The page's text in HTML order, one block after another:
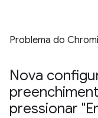
Problema do
Nova
pressionar